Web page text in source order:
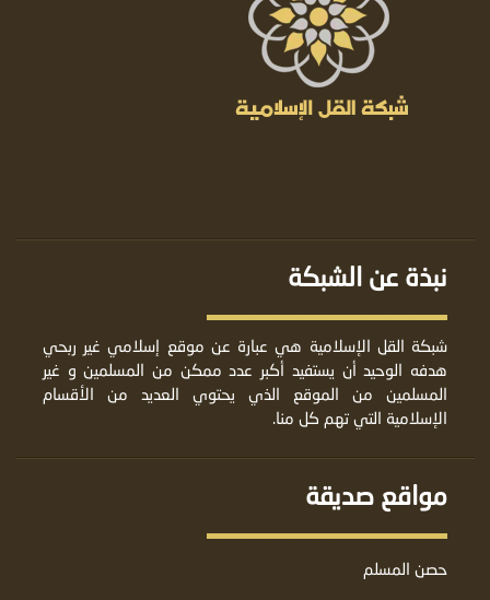
نبذة عن الشبكة
شبكة القل الإسلامية هي عبارة عن موقع إسلامي غير ربحي
هدفه الوحيد أن يستفيد أكبر عدد ممكن من المسلمين و غير
المسلمين من الموقع الذي يحتوي العديد من الأقسام
الإسلامية التي تهم كل منا.
مواقع صديقة
حصن المسلم